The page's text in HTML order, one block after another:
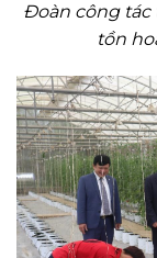
Đoàn công tác
tồn